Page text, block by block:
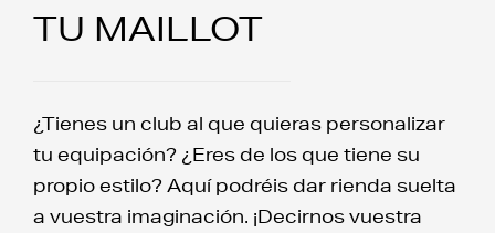
TU MAILLOT
¿Tienes un club al que quieras personalizar
tu equipación? ¿Eres de los que tiene su
propio estilo? Aquí podréis dar rienda suelta
a vuestra imaginación. ¡Decirnos vuestra